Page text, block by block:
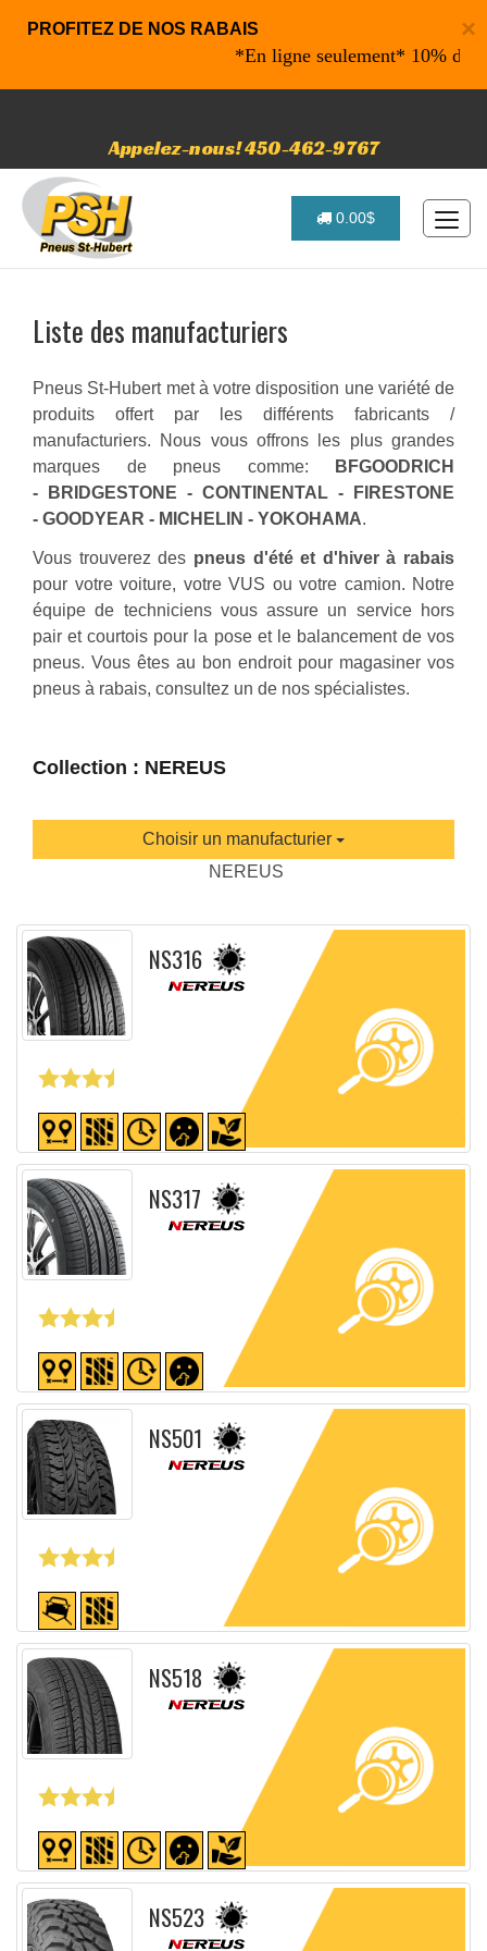
×
PROFITEZ DE NOS RABAIS
*En ligne seulement* 10% de
Appelez-nous! 450-462-9767
0.00$
Liste des manufacturiers
Pneus St-Hubert met à votre disposition une variété de
produits offert par les différents fabricants /
manufacturiers. Nous vous offrons les plus grandes
marques de pneus comme:
BFGOODRICH
- BRIDGESTONE - CONTINENTAL - FIRESTONE
- GOODYEAR - MICHELIN - YOKOHAMA.
Vous trouverez des pneus d'été et d'hiver à rabais
pour votre voiture, votre VUS ou votre camion. Notre
équipe de techniciens vous assure un service hors
pair et courtois pour la pose et le balancement de vos
pneus. Vous êtes au bon endroit pour magasiner vos
pneus à rabais, consultez un de nos spécialistes.
Collection : NEREUS
Choisir un manufacturier
NEREUS
NS316
Fiche détaillée
NS317
Fiche détaillée
NS501
Fiche détaillée
NS518
Fiche détaillée
NS523